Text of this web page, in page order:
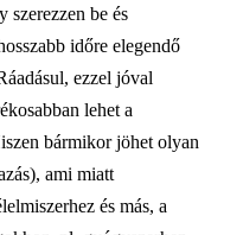
be és
időre elegendő
ezzel jóval
lehet a
bármikor jöhet olyan
ami miatt
és más, a